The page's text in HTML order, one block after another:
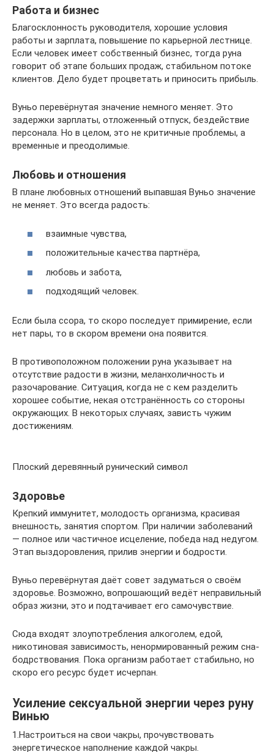
Работа и бизнес
Благосклонность руководителя, хорошие условия
работы и зарплата, повышение по карьерной лестнице.
Если человек имеет собственный бизнес, тогда руна
говорит об этапе больших продаж, стабильном потоке
клиентов. Дело будет процветать и приносить прибыль.
Вуньо перевёрнутая значение немного меняет. Это
задержки зарплаты, отложенный отпуск, бездействие
персонала. Но в целом, это не критичные проблемы, а
временные и преодолимые.
Любовь и отношения
В плане любовных отношений выпавшая Вуньо значение
не меняет. Это всегда радость:
взаимные чувства,
положительные качества партнёра,
любовь и забота,
подходящий человек.
Если была ссора, то скоро последует примирение, если
нет пары, то в скором времени она появится.
В противоположном положении руна указывает на
отсутствие радости в жизни, меланхоличность и
разочарование. Ситуация, когда не с кем разделить
хорошее событие, некая отстранённость со стороны
окружающих. В некоторых случаях, зависть чужим
достижениям.
Плоский деревянный рунический символ
Здоровье
Крепкий иммунитет, молодость организма, красивая
внешность, занятия спортом. При наличии заболеваний
— полное или частичное исцеление, победа над недугом.
Этап выздоровления, прилив энергии и бодрости.
Вуньо перевёрнутая даёт совет задуматься о своём
здоровье. Возможно, вопрошающий ведёт неправильный
образ жизни, это и подтачивает его самочувствие.
Сюда входят злоупотребления алкоголем, едой,
никотиновая зависимость, ненормированный режим сна-
бодрствования. Пока организм работает стабильно, но
скоро его ресурс будет исчерпан.
Усиление сексуальной энергии через руну
Винью
1.Настроиться на свои чакры, прочувствовать
энергетическое наполнение каждой чакры.